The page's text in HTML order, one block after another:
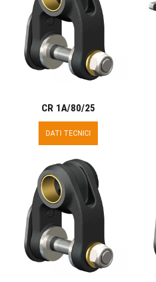
CR 1A/80/25
DATI TECNICI